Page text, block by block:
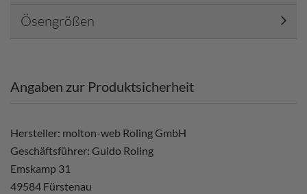
Ösengrößen
Angaben zur Produktsicherheit
Hersteller: molton-web Roling GmbH
Geschäftsführer: Guido Roling
Emskamp 31
49584 Fürstenau